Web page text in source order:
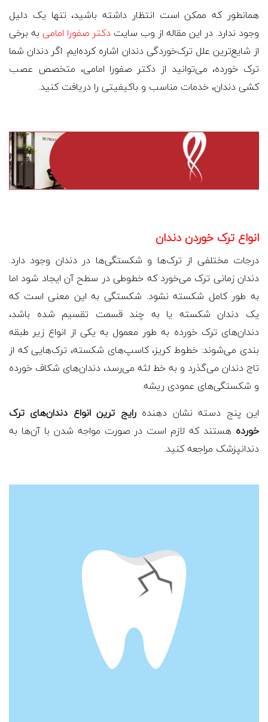
همانطور که ممکن است انتظار داشته باشید، تنها یک دلیل
وجود ندارد. در این مقاله از وب سایت دکتر صفورا امامی به برخی
از شایع‌ترین علل ترک‌خوردگی دندان اشاره کرده‌ایم. اگر دندان شما
ترک خورده، می‌توانید از دکتر صفورا امامی، متخصص عصب
کشی دندان، خدمات مناسب و باکیفیتی را دریافت کنید.
انواع ترک خوردندندان
درجات مختلفی از ترک‌ها و شکستگی‌ها در دندان وجود دارد.
دندان زمانی ترک می‌خورد که خطوطی در سطح آن ایجاد شود اما
به طور کامل شکسته نشود. شکستگی به این معنی است که
یک دندان شکسته یا به چند قسمت تقسیم شده باشد،
دندان‌های ترک خورده به طور معمول به یکی از انواع زیر طبقه
بندی می‌شوند: خطوط کریز، کاسپ‌های شکسته، ترک‌هایی که از
تاج دندان می‌گذرد و به خط لثه می‌رسد، دندان‌های شکاف خورده
و شکستگی‌های عمودی ریشه.
این پنج دسته نشان دهندهرایج ترین انواع دندان‌های ترک
خورده هستند که لازم است در صورت مواجه شدن با آن‌ها به
دندانپزشک مراجعه کنید.